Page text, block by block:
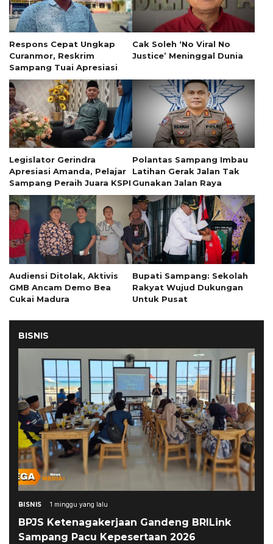
Respons Cepat Ungkap
Curanmor, Reskrim
Sampang Tuai Apresiasi
Cak Soleh ‘No Viral No
Justice’ Meninggal Dunia
Legislator Gerindra
Apresiasi Amanda, Pelajar
Sampang Peraih Juara KSPI
Polantas Sampang Imbau
Latihan Gerak Jalan Tak
Gunakan Jalan Raya
Audiensi Ditolak, Aktivis
GMB Ancam Demo Bea
Cukai Madura
Bupati Sampang: Sekolah
Rakyat Wujud Dukungan
Untuk Pusat
BISNIS
BISNIS 1 minggu yang lalu
BPJS Ketenagakerjaan Gandeng BRILink
Sampang Pacu Kepesertaan 2026